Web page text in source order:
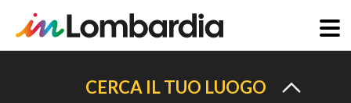
CERCA IL TUO LUOGO